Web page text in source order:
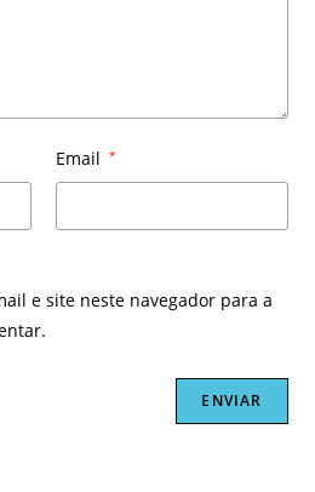
Email *
e site neste navegador para a